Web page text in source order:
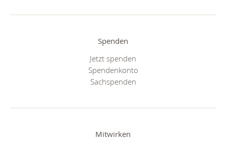
Spenden
Jetzt spenden
Spendenkonto
Sachspenden
Mitwirken